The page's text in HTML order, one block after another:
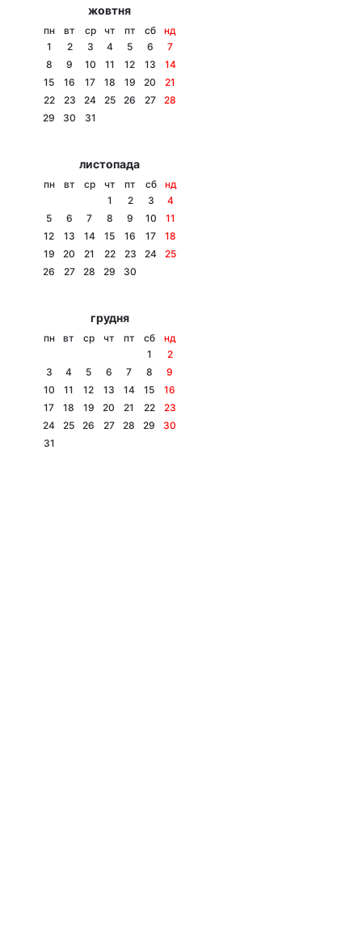
жовтня
пн вт ср чт пт сб
нд
1
2 3 4 5 6
7
8
9 10 11 12 13
14
15
16 17 18 19 20
21
22
23 24 25 26 27
28
29
30 31
листопада
пн вт ср чт пт сб
нд
1
2 3
4
5
6 7 8 9 10
11
12
13 14 15 16 17
18
19
20 21 22 23 24
25
26
27 28 29 30
грудня
пн вт ср чт пт сб
нд
1
2
3
4 5 6 7 8
9
10
11 12 13 14 15
16
17
18 19 20 21 22
23
24
25 26 27 28 29
30
31